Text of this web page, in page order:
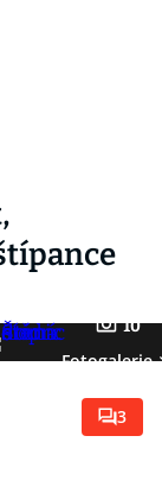
10
Fotogalerie
3